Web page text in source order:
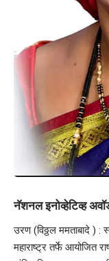
नॅशनल इनोव्हेटिव्ह
उरण (विठ्ठल ममताबादे )
महाराष्ट्र तर्फे आयोजित